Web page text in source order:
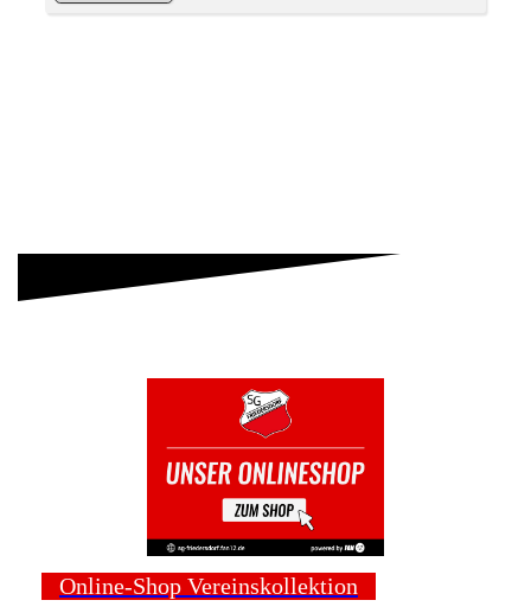
Online-Shop Vereinskollektion